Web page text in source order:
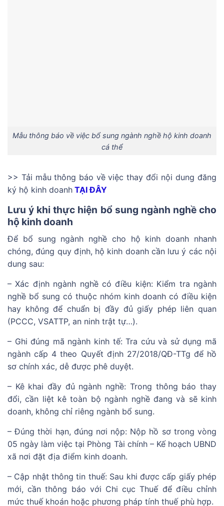
Mẫu thông báo về việc bổ sung ngành nghề hộ kinh doanh
cá thể
>> Tải mẫu thông báo về việc thay đổi nội dung đăng
ký hộ kinh doanh TẠI ĐÂY
Lưu ý khi thực hiện bổ sung ngành nghề cho
hộ kinh doanh
Để bổ sung ngành nghề cho hộ kinh doanh nhanh
chóng, đúng quy định, hộ kinh doanh cần lưu ý các nội
dung sau:
– Xác định ngành nghề có điều kiện: Kiểm tra ngành
nghề bổ sung có thuộc nhóm kinh doanh có điều kiện
hay không để chuẩn bị đầy đủ giấy phép liên quan
(PCCC, VSATTP, an ninh trật tự…).
– Ghi đúng mã ngành kinh tế: Tra cứu và sử dụng mã
ngành cấp 4 theo Quyết định 27/2018/QĐ-TTg để hồ
sơ chính xác, dễ được phê duyệt.
– Kê khai đầy đủ ngành nghề: Trong thông báo thay
đổi, cần liệt kê toàn bộ ngành nghề đang và sẽ kinh
doanh, không chỉ riêng ngành bổ sung.
– Đúng thời hạn, đúng nơi nộp: Nộp hồ sơ trong vòng
05 ngày làm việc tại Phòng Tài chính – Kế hoạch UBND
xã nơi đặt địa điểm kinh doanh.
– Cập nhật thông tin thuế: Sau khi được cấp giấy phép
mới, cần thông báo với Chi cục Thuế để điều chỉnh
mức thuế khoán hoặc phương pháp tính thuế phù hợp.